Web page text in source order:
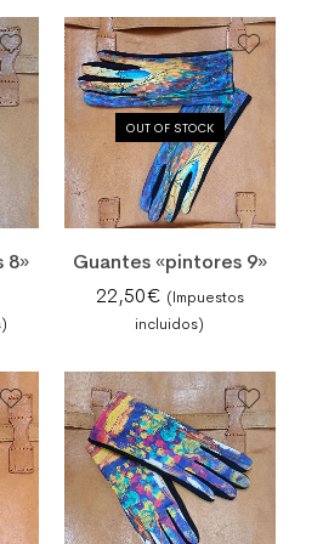
8»
original era: 22,50€.
El precio actual es: 10,00€.
OUT OF STOCK
Guantes «pintores 9»
22,50€ (Impuestos
incluidos)